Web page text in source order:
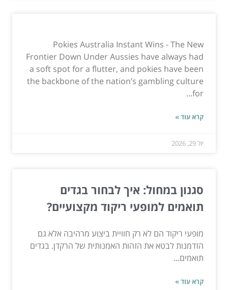
Pokies Australia Instant Wins - The New
Frontier Down Under Aussies have always had
a soft spot for a flutter, and pokies have been
the backbone of the nation’s gambling culture
for...
קרא עוד »
יול 29, 2026
סגנון במחול: איך לבחור בגדים
תואמים למופעי ריקוד מקצועיים?
מופעי ריקוד הם לא רק חוויית ביצוע מרהיבה אלא גם
הזדמנות לבטא את הזהות האמנותית של הרקדן. בגדים
תואמים...
קרא עוד »